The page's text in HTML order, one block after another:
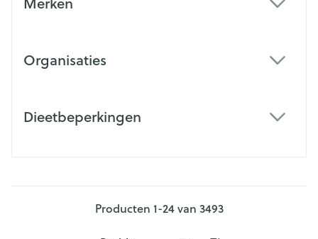
Organisaties
Dieetbeperkingen
Producten 1-24van 3493